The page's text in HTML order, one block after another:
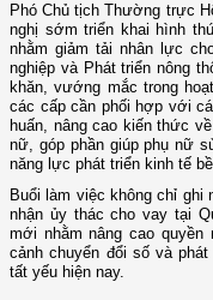
Phó Chủ tịch Thường trực
nghị sớm triển khai hình
nhằm giảm tải nhân lực
nghiệp và Phát triển nông
khăn, vướng mắc trong
các cấp cần phối hợp với
huấn, nâng cao kiến thức
nữ, góp phần giúp phụ nữ
năng lực phát triển kinh tế
Buổi làm việc không chỉ ghi
nhận ủy thác cho vay tại
mới nhằm nâng cao
cảnh chuyển đổi số và
tất yếu hiện nay.